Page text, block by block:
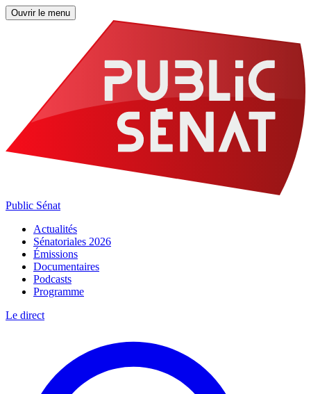
Ouvrir le menu
Public Sénat
Actualités
Sénatoriales 2026
Émissions
Documentaires
Podcasts
Programme
Le direct